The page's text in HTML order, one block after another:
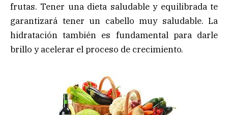
frutas. Tener una dieta saludable y equilibrada te
garantizará tener un cabello muy saludable. La
hidratación también es fundamental para darle
brillo y acelerar el proceso de crecimiento.